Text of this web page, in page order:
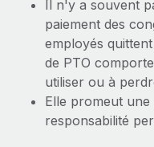
Il n'y a souvent
paiement des
employés
de PTO
utiliser ou à
Elle promeut
responsabilité